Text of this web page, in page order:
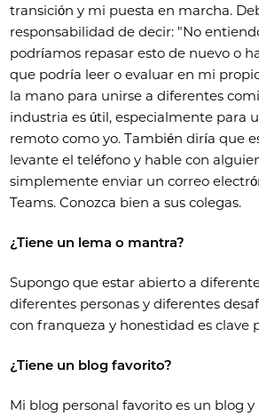
transición y mi puesta en marcha.
responsabilidad de decir: "No
podríamos repasar esto de nuevo o
que podría leer o evaluar en mi
la mano para unirse a diferentes
industria es útil, especialmente para
remoto como yo. También diría que
levante el teléfono y hable con
simplemente enviar un correo
Teams. Conozca bien a sus colegas.
¿Tiene un lema o mantra?
Supongo que estar abierto a
diferentes personas y diferentes
con franqueza y honestidad es clave
¿Tiene un blog favorito?
Mi blog personal favorito es un blog